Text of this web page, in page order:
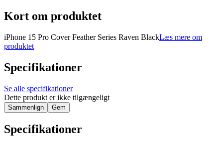
Kort om produktet
iPhone 15 Pro Cover Feather Series Raven BlackLæs mere om
produktet
Specifikationer
Se alle specifikationer
Dette produkt er ikke tilgængeligt
Sammenlign Gem
Specifikationer